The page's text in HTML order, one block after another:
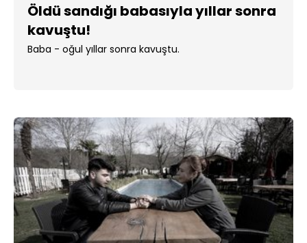
Öldü sandığı babasıyla yıllar sonra
kavuştu!
Baba - oğul yıllar sonra kavuştu.